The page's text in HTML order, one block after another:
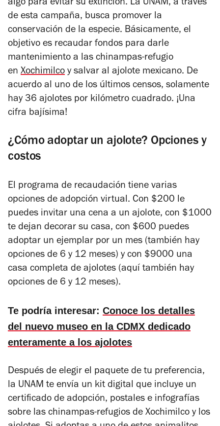
algo para evitar su extinción. La UNAM, a través
de esta campaña, busca promover la
conservación de la especie. Básicamente, el
objetivo es recaudar fondos para darle
mantenimiento a las chinampas-refugio
en Xochimilco y salvar al ajolote mexicano. De
acuerdo al uno de los últimos censos, solamente
hay 36 ajolotes por kilómetro cuadrado. ¡Una
cifra bajísima!
¿Cómo adoptar un ajolote? Opciones y
costos
El programa de recaudación tiene varias
opciones de adopción virtual. Con $200 le
puedes invitar una cena a un ajolote, con $1000
te dejan decorar su casa, con $600 puedes
adoptar un ejemplar por un mes (también hay
opciones de 6 y 12 meses) y con $9000 una
casa completa de ajolotes (aquí también hay
opciones de 6 y 12 meses).
Te podría interesar: Conoce los detalles
del nuevo museo en la CDMX dedicado
enteramente a los ajolotes
Después de elegir el paquete de tu preferencia,
la UNAM te envía un kit digital que incluye un
certificado de adopción, postales e infografías
sobre las chinampas-refugios de Xochimilco y los